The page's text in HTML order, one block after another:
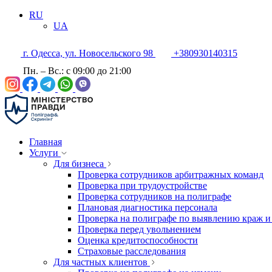
RU
UA
г. Одесса, ул. Новосельского 98
+380930140315
Пн. – Вс.: с 09:00 до 21:00
Главная
Услуги
Для бизнеса
Проверка сотрудников арбитражных команд
Проверка при трудоустройстве
Проверка сотрудников на полиграфе
Плановая диагностика персонала
Проверка на полиграфе по выявлению краж и
Проверка перед увольнением
Оценка кредитоспособности
Страховые расследования
Для частных клиентов